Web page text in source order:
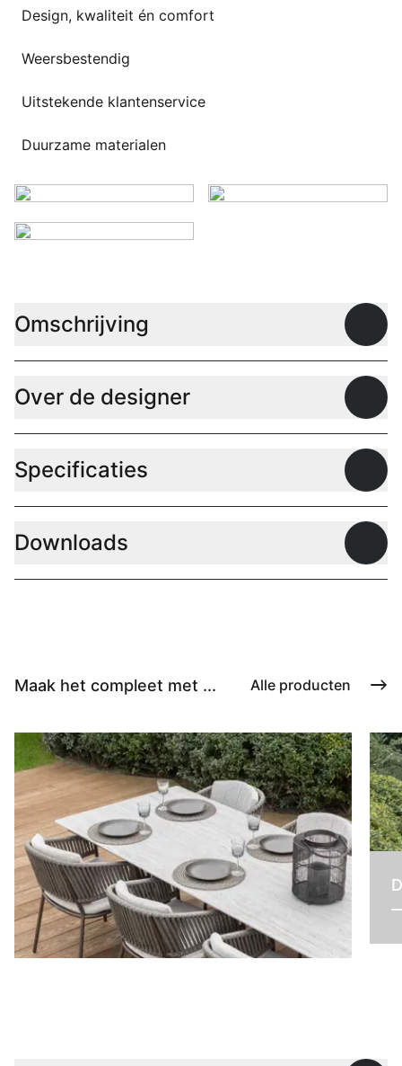
Overig
Flagship stores
Contact
3D modellen
Support
Nieuws
Events
Design, kwaliteit én comfort
Weersbestendig
Uitstekende klantenservice
Duurzame materialen
Omschrijving
Over de designer
Specificaties
Downloads
Maak het compleet met ... Alle producten